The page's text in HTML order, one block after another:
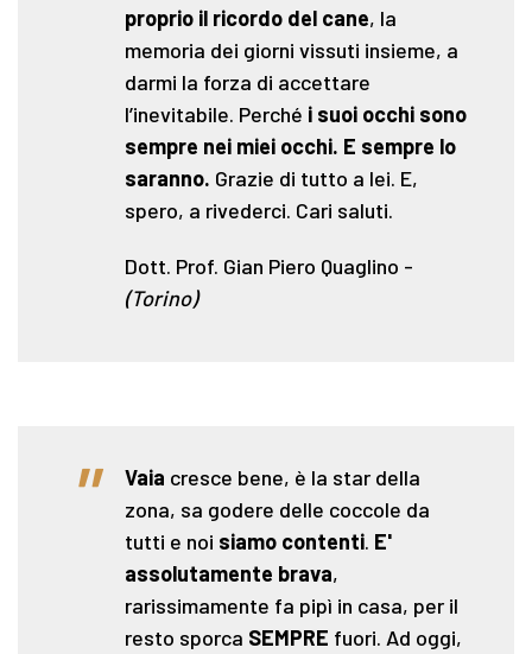
proprio il ricordo del cane, la
memoria dei giorni vissuti insieme, a
darmi la forza di accettare
l’inevitabile. Perché i suoi occhi sono
sempre nei miei occhi. E sempre lo
saranno. Grazie di tutto a lei. E,
spero, a rivederci. Cari saluti.
Dott. Prof. Gian Piero Quaglino -
(Torino)
" Vaia cresce bene, è la star della
zona, sa godere delle coccole da
tutti e noi siamo contenti. E'
assolutamente brava,
rarissimamente fa pipì in casa, per il
resto sporca SEMPRE fuori. Ad oggi,